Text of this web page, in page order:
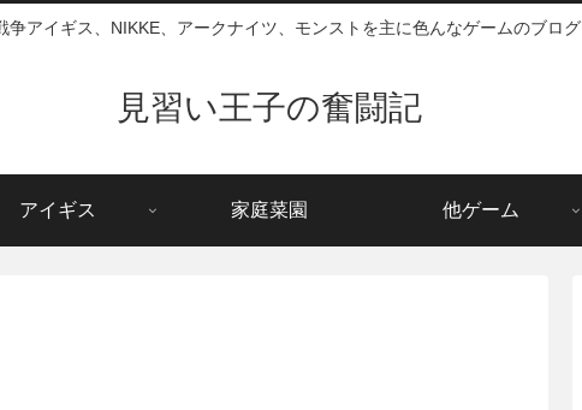
争アイギス、NIKKE、アークナイツ、モンストを主に色んなゲームのブログ
見習い王子の奮闘記
アイギス 家庭菜園 他ゲーム